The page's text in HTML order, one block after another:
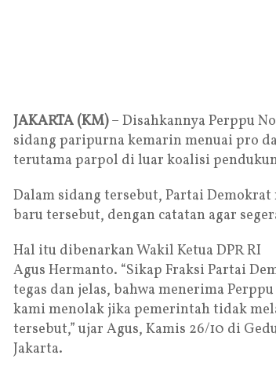
JAKARTA (KM)– Disahkannya Perppu
sidang paripurna kemarin menuai pro
terutama parpol di luar koalisi
Dalam sidang tersebut, Partai Demokrat
baru tersebut, dengan catatan agar
Hal itu dibenarkan Wakil Ketua DPR RI
Agus Hermanto. “Sikap Fraksi Partai
tegas dan jelas, bahwa menerima
kami menolak jika pemerintah tidak
tersebut,” ujar Agus, Kamis 26/10 di
Jakarta.